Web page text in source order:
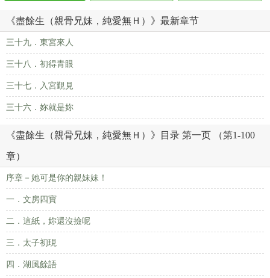
《盡餘生（親骨兄妹，純愛無Ｈ）》最新章节
三十九．東宮來人
三十八．初得青眼
三十七．入宮覲見
三十六．妳就是妳
《盡餘生（親骨兄妹，純愛無Ｈ）》目录 第一页 （第1-100
章）
序章－她可是你的親妹妹！
一．文房四寶
二．這紙，妳還沒撿呢
三．太子初現
四．湖風餘語